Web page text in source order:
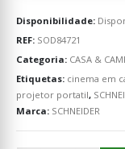
Disponibilidade:
REF: SOD84721
Categoria: CASA &
Etiquetas: cinema em
projetor portatil,
Marca: SCHNEIDER